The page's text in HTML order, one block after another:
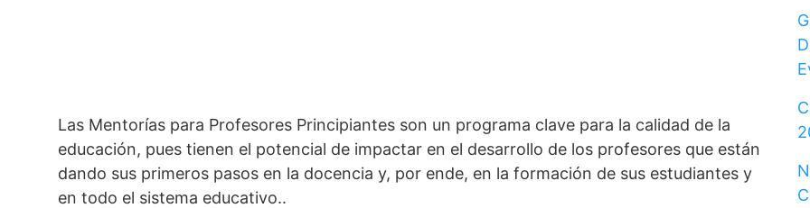
Las Mentorías para Profesores Principiantes son un programa clave para la calidad de la
educación, pues tienen el potencial de impactar en el desarrollo de los profesores que están
dando sus primeros pasos en la docencia y, por ende, en la formación de sus estudiantes y
en todo el sistema educativo..